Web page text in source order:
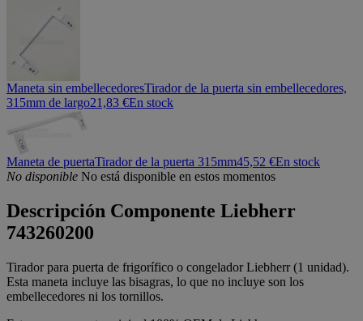
Maneta sin embellecedoresTirador de la puerta sin embellecedores,
315mm de largo21,83 €En stock
Maneta de puertaTirador de la puerta 315mm45,52 €En stock
No disponible No está disponible en estos momentos
Descripción Componente Liebherr
743260200
Tirador para puerta de frigorífico o congelador Liebherr (1 unidad).
Esta maneta incluye las bisagras, lo que no incluye son los
embellecedores ni los tornillos.